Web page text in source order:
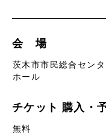
会 場
茨木市市民総合セン
ホール
チケット 購入・
無料